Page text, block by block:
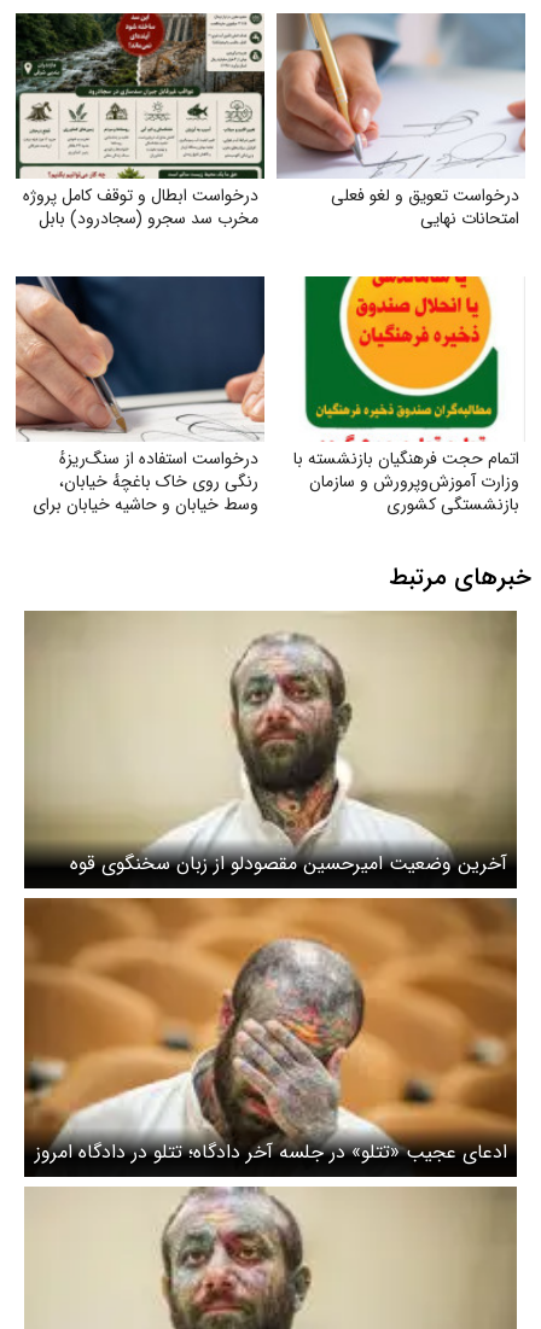
درخواست تعویق و لغو فعلی
امتحانات نهایی
درخواست ابطال و توقف کامل پروژه
مخرب سد سجرو (سجادرود) بابل
اتمام حجت فرهنگیان بازنشسته با
وزارت آموزش‌وپرورش و سازمان
بازنشستگی کشوری
درخواست استفاده از سنگ‌ریزهٔ
رنگی روی خاک باغچهٔ خیابان،
وسط خیابان و حاشیه خیابان برای
خبرهای مرتبط
آخرین وضعیت امیرحسین مقصودلو از زبان سخنگوی قوه
قضائیه / هیچ اعلام رسمی درباره احراز توبه «تتلو» نشده
است
ادعای عجیب «تتلو» در جلسه آخر دادگاه؛ تتلو در دادگاه امروز
چه گفت؟/ تصاویر